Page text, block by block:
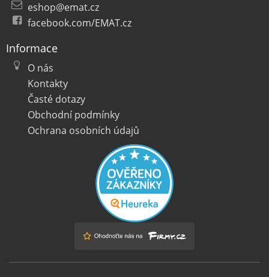
eshop@emat.cz
facebook.com/EMAT.cz
Informace
O nás
Kontakty
Časté dotazy
Obchodní podmínky
Ochrana osobních údajů